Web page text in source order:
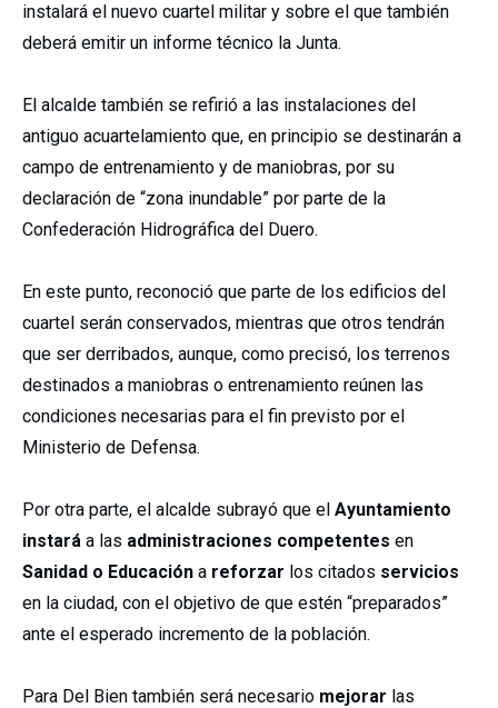
instalará el nuevo cuartel militar y sobre el que también
deberá emitir un informe técnico la Junta.
El alcalde también se refirió a las instalaciones del
antiguo acuartelamiento que, en principio se destinarán a
campo de entrenamiento y de maniobras, por su
declaración de “zona inundable” por parte de la
Confederación Hidrográfica del Duero.
En este punto, reconoció que parte de los edificios del
cuartel serán conservados, mientras que otros tendrán
que ser derribados, aunque, como precisó, los terrenos
destinados a maniobras o entrenamiento reúnen las
condiciones necesarias para el fin previsto por el
Ministerio de Defensa.
Por otra parte, el alcalde subrayó que el Ayuntamiento
instará a las administraciones competentes en
Sanidad o Educación a reforzar los citados servicios
en la ciudad, con el objetivo de que estén “preparados”
ante el esperado incremento de la población.
Para Del Bien también será necesario mejorar las